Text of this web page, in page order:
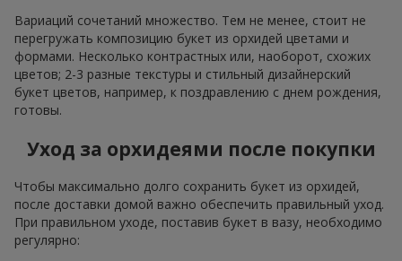
Вариаций сочетаний множество. Тем не менее, стоит не
перегружать композицию букет из орхидей цветами и
формами. Несколько контрастных или, наоборот, схожих
цветов; 2-3 разные текстуры и стильный дизайнерский
букет цветов, например, к поздравлению с днем рождения,
готовы.
Уход за орхидеями после покупки
Чтобы максимально долго сохранить букет из орхидей,
после доставки домой важно обеспечить правильный уход.
При правильном уходе, поставив букет в вазу, необходимо
регулярно: